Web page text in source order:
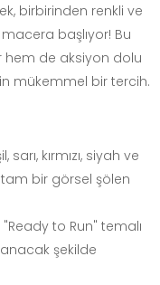
birbirinden renkli ve
macera başlıyor! Bu
hem de aksiyon dolu
mükemmel bir tercih.
sarı, kırmızı, siyah ve
bir görsel şölen
to Run" temalı
şekilde